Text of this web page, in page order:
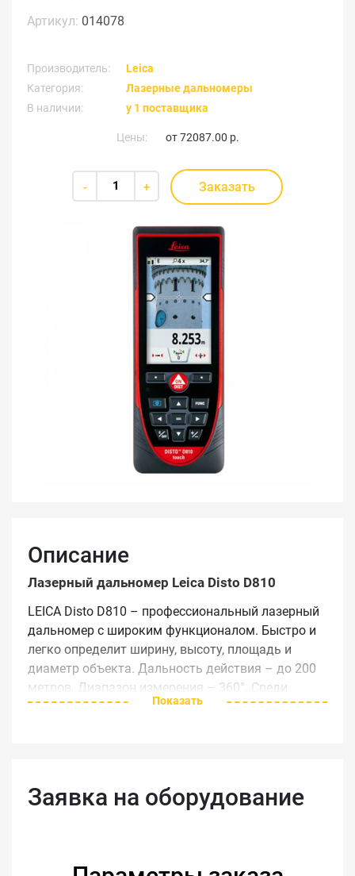
Артикул: 014078
Производитель:
Leica
Категория:
Лазерные дальномеры
В наличии:
у 1 поставщика
Цены: от72087.00 р.
- + Заказать
Описание
Лазерный дальномер Leica Disto D810
LEICA Disto D810 – профессиональный лазерный
дальномер с широким функционалом. Быстро и
легко определит ширину, высоту, площадь и
диаметр объекта. Дальность действия – до 200
метров. Диапазон измерения – 360°. Среди
особенностей: наличие Bluetooth и микро-USB,
Преимущества модели:
Показать
Заявка на оборудование